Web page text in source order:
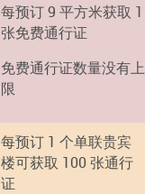
每预订 9 平方米获取 1
张免费通行证
免费通行证数量没有上
限
每预订 1 个单联贵宾
楼可获取 100 张通行
证